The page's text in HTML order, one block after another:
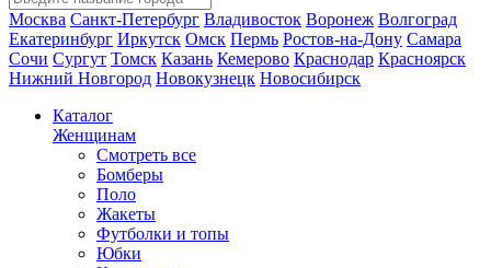
Москва Санкт-Петербург Владивосток Воронеж Волгоград
Екатеринбург Иркутск Омск Пермь Ростов-на-Дону Самара
Сочи Сургут Томск Казань Кемерово Краснодар Красноярск
Нижний Новгород Новокузнецк Новосибирск
Каталог
Женщинам
Смотреть все
Бомберы
Поло
Жакеты
Футболки и топы
Юбки